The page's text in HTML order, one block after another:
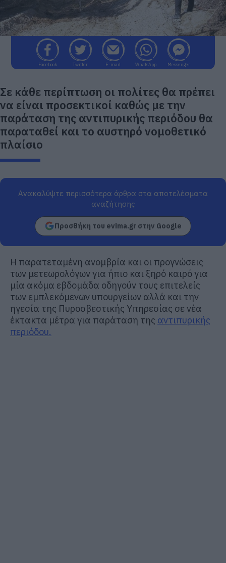
Facebook Twitter E-mail WhatsApp Messenger
Σε κάθε περίπτωση οι πολίτες θα πρέπει
να είναι προσεκτικοί καθώς με την
παράταση της αντιπυρικής περιόδου θα
παραταθεί και το αυστηρό νομοθετικό
πλαίσιο
Ανακαλύψτε περισσότερα άρθρα στα αποτελέσματα
αναζήτησης
Προσθήκη του evima.gr στην Google
Η παρατεταμένη ανομβρία και οι προγνώσεις
των μετεωρολόγων για ήπιο και ξηρό καιρό για
μία ακόμα εβδομάδα οδηγούν τους επιτελείς
των εμπλεκόμενων υπουργείων αλλά και την
ηγεσία της Πυροσβεστικής Υπηρεσίας σε νέα
έκτακτα μέτρα για παράταση της αντιπυρικής
περιόδου.